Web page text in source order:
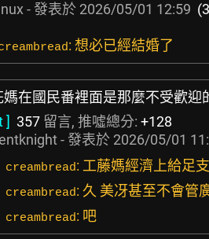
- 發表於 2026/05/01 12:59
: 想必已經結婚了
媽在國民番裡面是那麼不受歡迎
] 357 留言, 推噓總分: +128
- 發表於 2026/05/01
creambread: 工藤媽經濟上給足
creambread: 久 美冴甚至不會管
creambread: 吧